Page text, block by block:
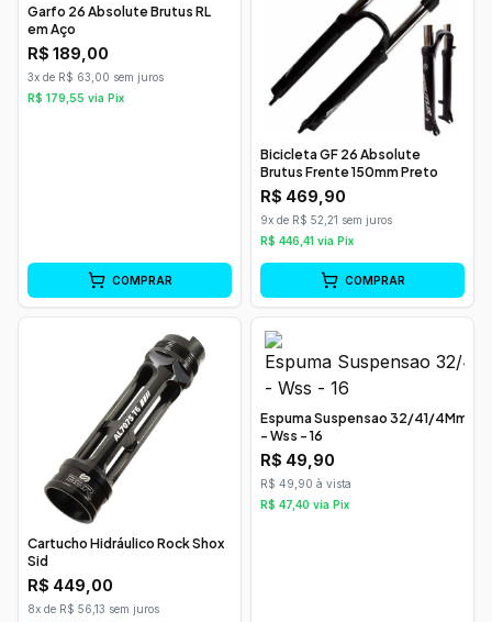
Garfo 26 Absolute Brutus RL
em Aço
R$ 189,00
3x de R$ 63,00 sem juros
R$ 179,55 via Pix
COMPRAR
Bicicleta GF 26 Absolute
Brutus Frente 150mm Preto
R$ 469,90
9x de R$ 52,21 sem juros
R$ 446,41 via Pix
COMPRAR
Cartucho Hidráulico Rock Shox
Sid
R$ 449,00
8x de R$ 56,13 sem juros
Espuma Suspensao 32/41/4Mm
- Wss - 16
R$ 49,90
R$ 49,90 à vista
R$ 47,40 via Pix